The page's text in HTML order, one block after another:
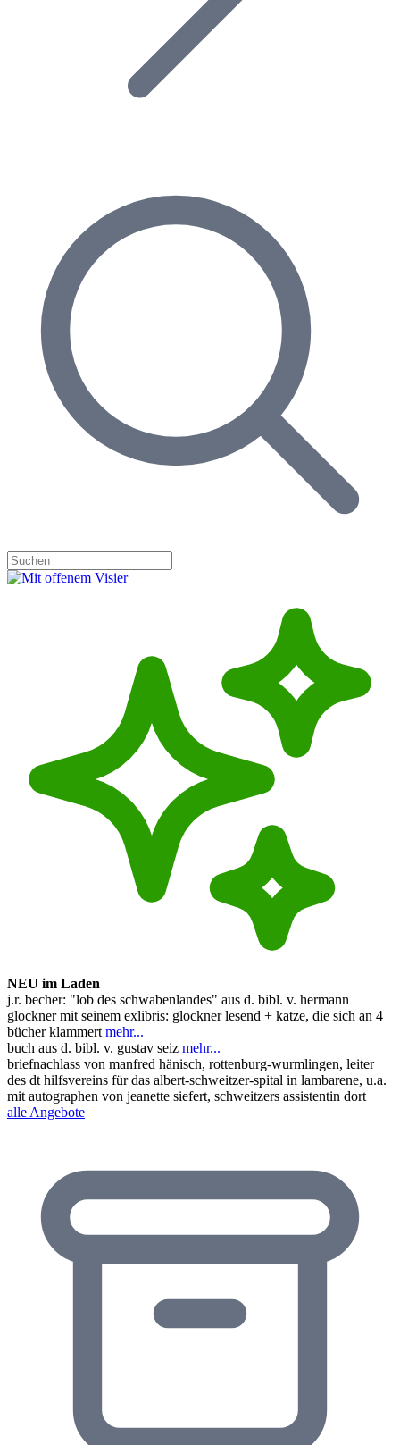
NEU im Laden
j.r. becher: "lob des schwabenlandes" aus d. bibl. v. hermann
glockner mit seinem exlibris: glockner lesend + katze, die sich an 4
bücher klammert mehr...
buch aus d. bibl. v. gustav seiz mehr...
briefnachlass von manfred hänisch, rottenburg-wurmlingen, leiter
des dt hilfsvereins für das albert-schweitzer-spital in lambarene, u.a.
mit autographen von jeanette siefert, schweitzers assistentin dort
alle Angebote